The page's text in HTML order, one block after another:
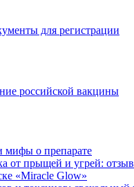
для регистрации
российской вакцины
мифы о препарате
от прыщей и угрей:
«Miracle Glow»